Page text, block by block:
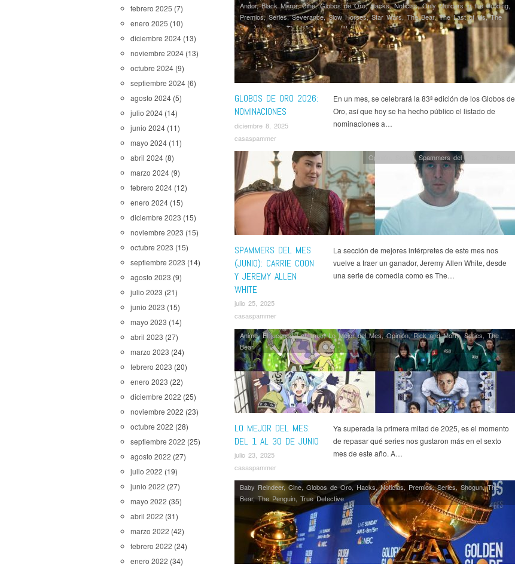
febrero 2025 (7)
enero 2025 (10)
diciembre 2024 (13)
noviembre 2024 (13)
octubre 2024 (9)
septiembre 2024 (6)
agosto 2024 (5)
julio 2024 (14)
junio 2024 (11)
mayo 2024 (11)
abril 2024 (8)
marzo 2024 (9)
febrero 2024 (12)
enero 2024 (15)
diciembre 2023 (15)
noviembre 2023 (15)
octubre 2023 (15)
septiembre 2023 (14)
agosto 2023 (9)
julio 2023 (21)
junio 2023 (15)
mayo 2023 (14)
abril 2023 (27)
marzo 2023 (24)
febrero 2023 (20)
enero 2023 (22)
diciembre 2022 (25)
noviembre 2022 (23)
octubre 2022 (28)
septiembre 2022 (25)
agosto 2022 (27)
julio 2022 (19)
junio 2022 (27)
mayo 2022 (35)
abril 2022 (31)
marzo 2022 (42)
febrero 2022 (24)
enero 2022 (34)
GLOBOS DE ORO 2026:
NOMINACIONES
diciembre 8, 2025
casaspammer
Andor,Black Mirror,Cine,Globos de Oro,Hacks,Noticias,Only Murders in the Building,
Premios, Series,Severance,Slow Horses,Star Wars,The Bear,The Last of Us,The
Morning Show,The White Lotus,Wednesday
En un mes, se celebrará la 83ª edición de los Globos de
Oro, así que hoy se ha hecho público el listado de
nominaciones a…
SPAMMERS DEL MES
(JUNIO): CARRIE COON
Y JEREMY ALLEN
WHITE
julio 25, 2025
casaspammer
Opinión Series,Spammers del Mes
La sección de mejores intérpretes de este mes nos
vuelve a traer un ganador, Jeremy Allen White, desde
una serie de comedia como es The…
LO MEJOR DEL MES:
DEL 1 AL 30 DE JUNIO
julio 23, 2025
casaspammer
Anime,El juego del calamar,Lo Mejor del Mes,Opinión,Rick and Morty, Series, The
Bear
Ya superada la primera mitad de 2025, es el momento
de repasar qué series nos gustaron más en el sexto
mes de este año. A…
Baby Reindeer,Cine, Globos de Oro, Hacks,Noticias, Premios,Series, Shogun,The
Bear,The Penguin, True Detective